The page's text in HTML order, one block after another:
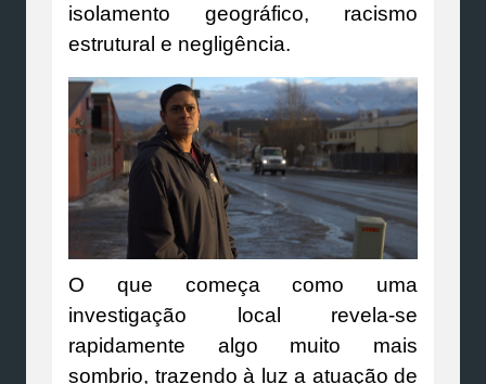
isolamento geográfico, racismo
estrutural e negligência.
O que começa como uma
investigação local revela-se
rapidamente algo muito mais
sombrio, trazendo à luz a atuação de